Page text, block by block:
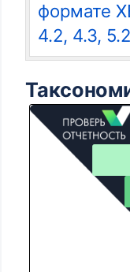
формате
4.2, 4.3,